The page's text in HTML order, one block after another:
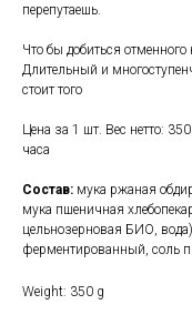
перепутаешь.
Что бы добиться
Длительный и
стоит того
Цена за 1 шт. Вес нетто:
часа
Состав: мука ржаная
мука пшеничная
цельнозерновая БИО,
ферментированный, соль
Weight: 350 g